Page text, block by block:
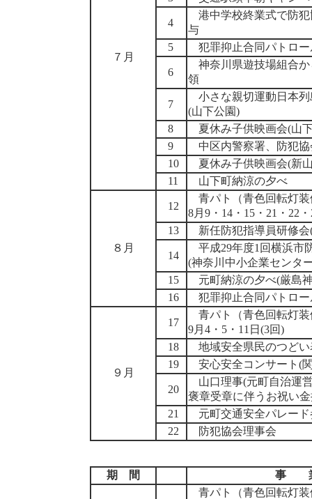
７月
4
港中学校終業式で防
与
5
犯罪抑止合同パトロ
6
神奈川県遊技場組合
領
7
小さな親切運動日本
(山下公園)
8
夏休み子供映画会(山
9
中区内警察署、防犯
10
夏休み子供映画会(新
11
山下町納涼の夕べ
８月
12
青パト（青色回転灯
8月9・14・15・21・22
13
新任防犯指導員研修
14
平成29年度1回横浜市
(神奈川中小企業センタ
15
元町納涼の夕べ(厳島
16
犯罪抑止合同パトロー
９月
17
青パト（青色回転灯
9月4・5・11日(3回)
18
地域安全県民のつど
19
安心安全コンサート(
20
山口理事(元町自治運
褒章受章に伴うお祝い
21
元町交通安全パレード
22
防犯協会理事会
期 間 事
青パト（青色回転灯